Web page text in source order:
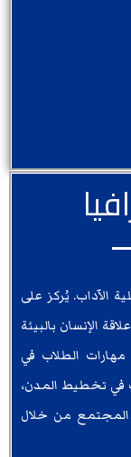
الآداب. يُركز على
الإنسان بالبيئة
مهارات الطلاب في
في تخطيط المدن،
المجتمع من خلال